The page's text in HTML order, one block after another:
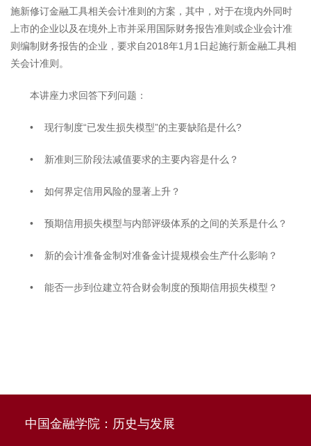
施新修订金融工具相关会计准则的方案，其中，对于在境内外同时
上市的企业以及在境外上市并采用国际财务报告准则或企业会计准
则编制财务报告的企业，要求自2018年1月1日起施行新金融工具相
关会计准则。
本讲座力求回答下列问题：
• 现行制度“已发生损失模型”的主要缺陷是什么?
• 新准则三阶段法减值要求的主要内容是什么？
• 如何界定信用风险的显著上升？
• 预期信用损失模型与内部评级体系的之间的关系是什么？
• 新的会计准备金制对准备金计提规模会生产什么影响？
• 能否一步到位建立符合财会制度的预期信用损失模型？
中国金融学院：历史与发展